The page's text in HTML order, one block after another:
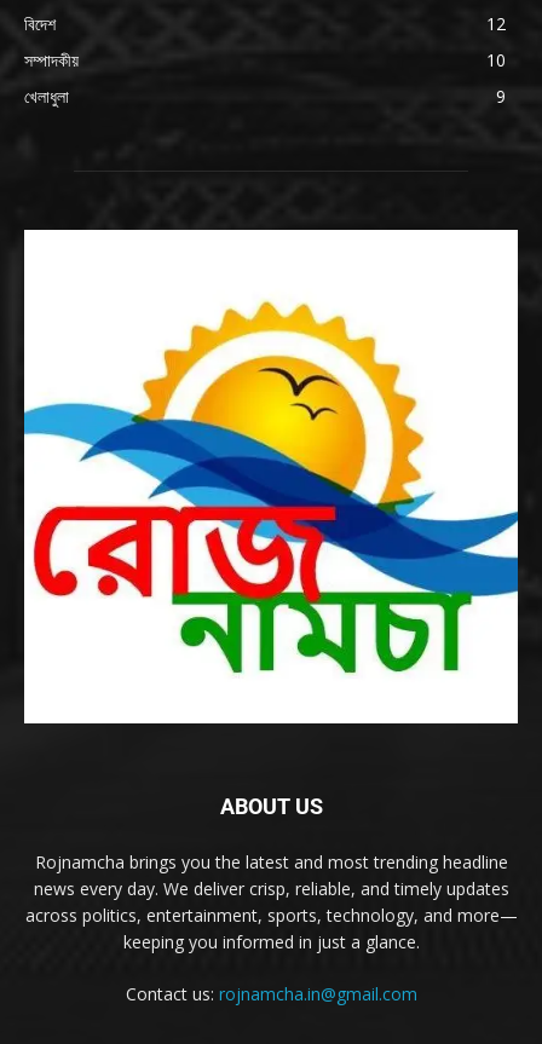
বিদেশ
12
সম্পাদকীয়
10
খেলাধুলা
9
ABOUT US
Rojnamcha brings you the latest and most trending headline
news every day. We deliver crisp, reliable, and timely updates
across politics, entertainment, sports, technology, and more—
keeping you informed in just a glance.
Contact us: rojnamcha.in@gmail.com